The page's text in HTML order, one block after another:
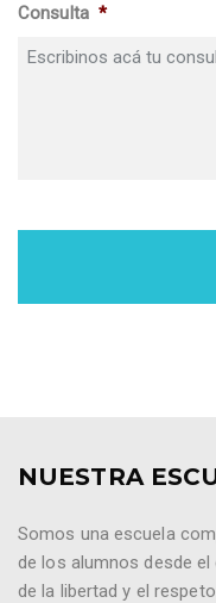
Consulta *
NUESTRA
Somos una escuela
de los alumnos desde
de la libertad y el